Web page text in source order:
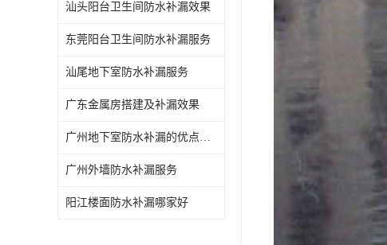
汕头阳台卫生间防水补漏效果
东莞阳台卫生间防水补漏服务
汕尾地下室防水补漏服务
广东金属房搭建及补漏效果
广州地下室防水补漏的优点和缺点
广州外墙防水补漏服务
阳江楼面防水补漏哪家好